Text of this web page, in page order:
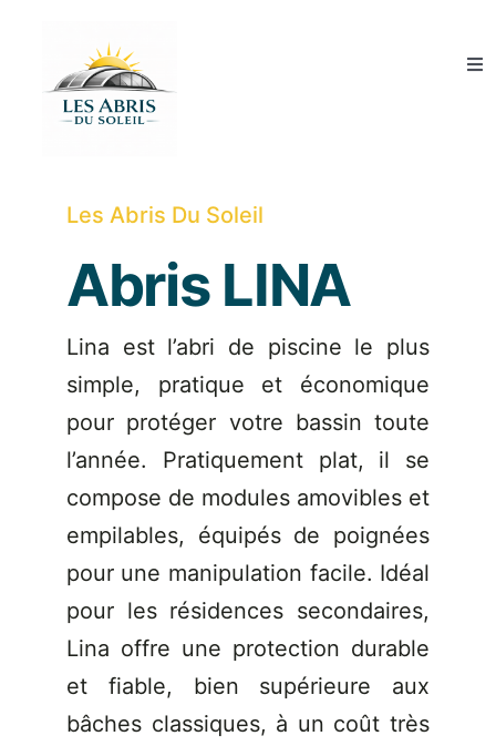
content
Qui sommes-nous ?
Guide et conseils
Devis
Les Abris Du Soleil
Abris LINA
Lina est l’abri de piscine le plus
simple, pratique et économique
pour protéger votre bassin toute
l’année. Pratiquement plat, il se
compose de modules amovibles et
empilables, équipés de poignées
pour une manipulation facile. Idéal
pour les résidences secondaires,
Lina offre une protection durable
et fiable, bien supérieure aux
bâches classiques, à un coût très